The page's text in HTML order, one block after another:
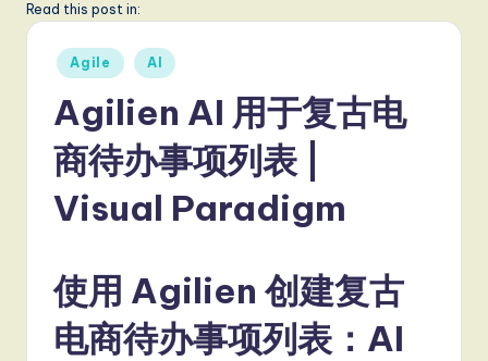
P
m
Read this post in:
Posted
in
Agile AI
Agilien AI 用于复古电
商待办事项列表 |
Visual Paradigm
使用 Agilien 创建复古
电商待办事项列表：AI